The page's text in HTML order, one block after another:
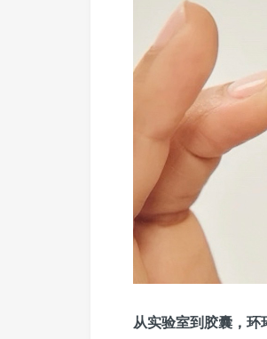
从实验室到胶囊，